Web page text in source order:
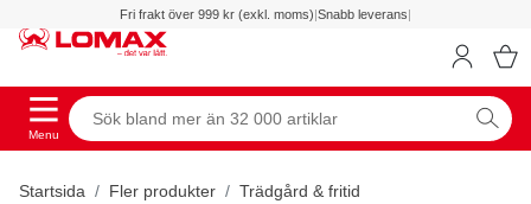
Fri frakt över 999 kr (exkl. moms)|Snabb leverans|
Menu
Startsida Fler produkter
Trädgård & fritid